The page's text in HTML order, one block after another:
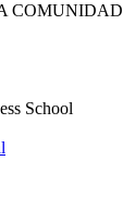
COMUNIDAD
School